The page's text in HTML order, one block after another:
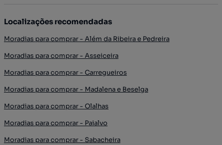
Localizações recomendadas
Moradias para comprar - Além da Ribeira e Pedreira
Moradias para comprar - Asseiceira
Moradias para comprar - Carregueiros
Moradias para comprar - Madalena e Beselga
Moradias para comprar - Olalhas
Moradias para comprar - Paialvo
Moradias para comprar - Sabacheira